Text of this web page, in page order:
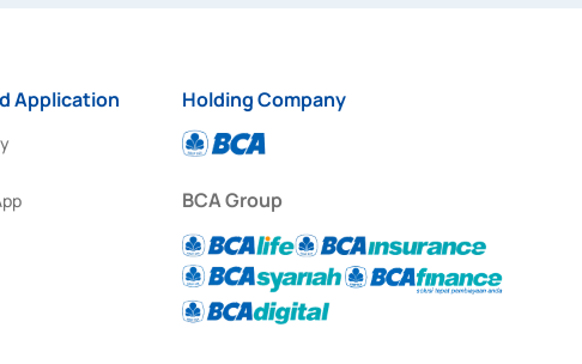
Application Holding Company
BCA Group